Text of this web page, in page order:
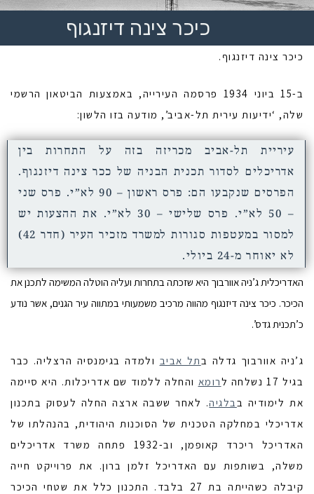
כיכר צינה דיזנגוף
כיכר צינה דיזנגוף.
ב-15 ביוני 1934 פרסמה העירייה, באמצעות הביטאון הרשמי
שלה, ‘ידיעות עירית תל-אביב’, מודעה בזו הלשון:
עיריית תל-אביב מכריזה בזה על התחרות בין
אדריכלים לסדור תכנית הבניה של ככר צינה דיזנגוף.
הפרסים שנקבעו הם: פרס ראשון – 90 לא”י. פרס שני
– 50 לא”י. פרס שלישי – 30 לא”י. את ההצעות יש
למסור במעטפות סגורות למשרד מזכיר העיר (חדר 42)
לא יאוחר מ-24 ביולי.
האדריכלית ג’ניה אוורבוך היא שזכתה בתחרות ועליה הוטלה המשימה לתכנן את
הכיכר. כיכר צינה דיזנגוף מהווה מרכיב משמעותי במתווה עיר הגנים, אשר נודע
כ’תכנית גדס’.
ג’ניה אוורבוך גדלה בתל אביב ולמדה בגימנסיה הרצליה. כבר
בגיל 17 נשלחה ל
רומא והחלה ללמוד שם אדריכלות. היא סיימה
את לימודיה בבלגיה. לאחר ששבה ארצה החלה לעסוק בתכנון
אדריכלי במחלקה הטכנית של הסוכנות היהודית, בהנהלתו של
האדריכל ריכרד קאופמן, וב-1932 פתחה משרד אדריכלים
משלה, בשותפות עם האדריכל זלמן ברון. את פרוייקט חייה
קיבלה כשהייתה בת 27 בלבד. התכנון כלל את שטחי הכיכר